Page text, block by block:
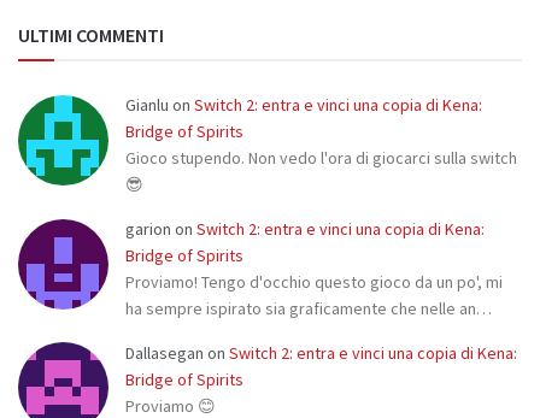
ULTIMI COMMENTI
Gianlu on Switch 2: entra e vinci una copia di Kena:
Bridge of Spirits
Gioco stupendo. Non vedo l'ora di giocarci sulla switch
😎
garion on Switch 2: entra e vinci una copia di Kena:
Bridge of Spirits
Proviamo! Tengo d'occhio questo gioco da un po', mi
ha sempre ispirato sia graficamente che nelle an…
Dallasegan on Switch 2: entra e vinci una copia di Kena:
Bridge of Spirits
Proviamo 😊